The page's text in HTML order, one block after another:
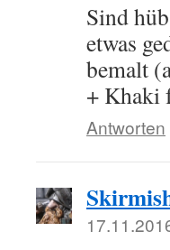
Sind
etwas
bemalt
+ Khaki
Antworten